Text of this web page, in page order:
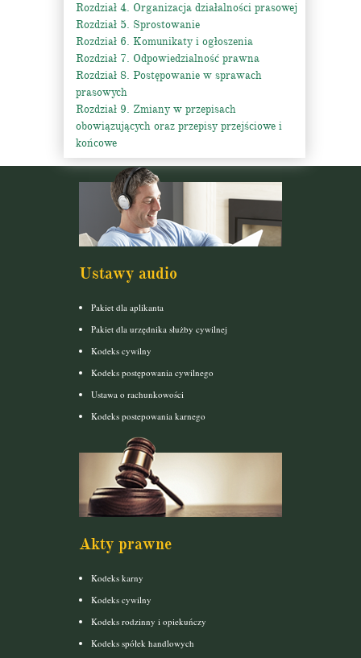
Rozdział 4. Organizacja działalności prasowej
Rozdział 5. Sprostowanie
Rozdział 6. Komunikaty i ogłoszenia
Rozdział 7. Odpowiedzialność prawna
Rozdział 8. Postępowanie w sprawach
prasowych
Rozdział 9. Zmiany w przepisach
obowiązujących oraz przepisy przejściowe i
końcowe
Ustawy audio
Pakiet dla aplikanta
Pakiet dla urzędnika służby cywilnej
Kodeks cywilny
Kodeks postępowania cywilnego
Ustawa o rachunkowości
Kodeks postepowania karnego
Akty prawne
Kodeks karny
Kodeks cywilny
Kodeks rodzinny i opiekuńczy
Kodeks spółek handlowych